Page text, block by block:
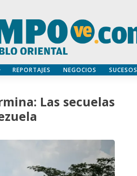
REPORTAJES NEGOCIOS SUCESOS
Las secuelas